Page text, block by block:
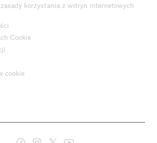
korzystania z witryn internetowych
Cookie
cookie